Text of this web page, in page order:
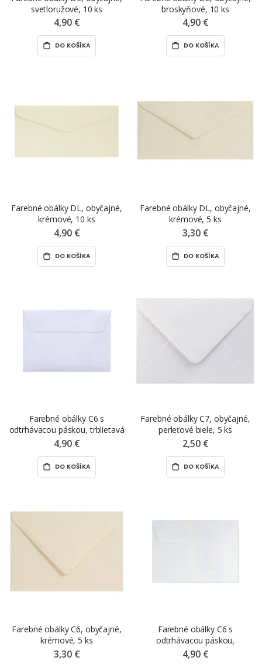
svetloružové, 10 ks
4,90 €
DO KOŠÍKA
broskyňové, 10 ks
4,90 €
DO KOŠÍKA
Farebné obálky DL, obyčajné,
krémové, 10 ks
4,90 €
DO KOŠÍKA
Farebné obálky DL, obyčajné,
krémové, 5 ks
3,30 €
DO KOŠÍKA
Farebné obálky C6 s
odtrhávacou páskou, trblietavá
biela, 10 ks
4,90 €
DO KOŠÍKA
Farebné obálky C7, obyčajné,
perleťové biele, 5 ks
2,50 €
DO KOŠÍKA
Farebné obálky C6, obyčajné,
krémové, 5 ks
3,30 €
Farebné obálky C6 s
odtrhávacou páskou,
mramorová zlatá, 10 ks
4,90 €